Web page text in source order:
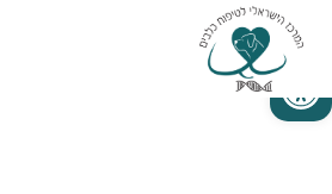
פתח סרגל נגישות